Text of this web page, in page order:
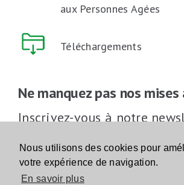
Nous utilisons des cookies pour
votre expérience de navigation.
En savoir plus
aux Personnes Agées
Téléchargements
Ne manquez pas nos
Inscrivez-vous à notre
Inscrivez-vous